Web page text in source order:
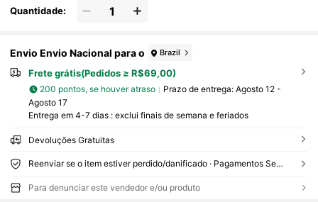
Quantidade:
Envio Envio Nacional para o Brazil
Frete grátis(Pedidos ≥ R$69,00)
200 pontos, se houver atraso Prazo de entrega: Agosto 12 -
Agosto 17
Entrega em 4-7 dias : exclui finais de semana e feriados
Devoluções Gratuitas
Reenviar se o item estiver perdido/danificado · Pagamentos Seguros · Proteção de privacidade
Para denunciar este vendedor e/ou produto